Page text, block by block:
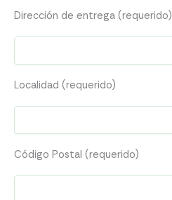
Dirección de entrega (requerido)
Localidad (requerido)
Código Postal (requerido)